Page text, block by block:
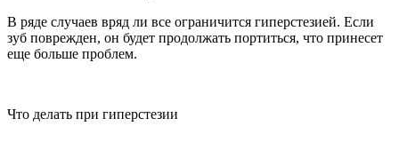
В ряде случаев вряд ли все ограничится гиперстезией. Если
зуб поврежден, он будет продолжать портиться, что принесет
еще больше проблем.
Что делать при гиперстезии